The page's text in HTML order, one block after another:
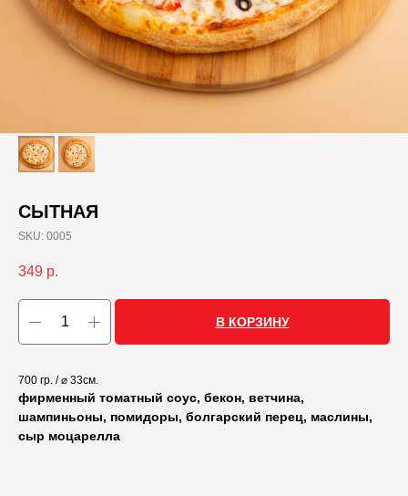
СЫТНАЯ
SKU: 0005
349 р.
В КОРЗИНУ
700 гр. / ⌀ 33см.
фирменный томатный соус, бекон, ветчина,
шампиньоны, помидоры, болгарский перец, маслины,
сыр моцарелла